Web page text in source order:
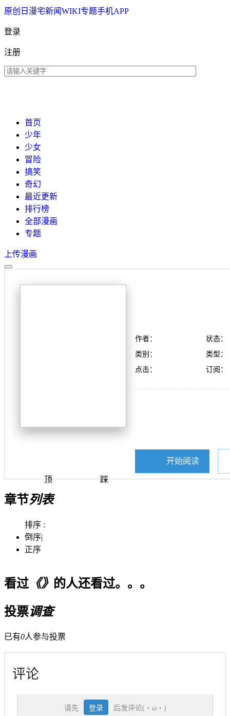
原创 日漫宅新闻WIKI专题手机APP
登录
注册
首页
少年
少女
冒险
搞笑
奇幻
最近更新
排行榜
全部漫画
专题
上传漫画
顶 踩
作者：
状态：
类别：
类型：
点击：
订阅：
开始阅读
章节列表
排序 :
倒序|
正序
看过《》 的人还看过。。。
投票调查
已有0人参与投票
评论
请先 登录 后发评论(・ω・)